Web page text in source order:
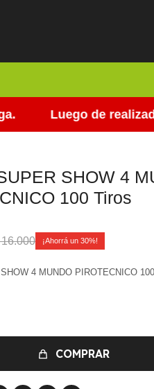
Luego de realizada
SHOW 4
100 Tiros
16.000 30
4 MUNDO PIROTECNICO
COMPRAR